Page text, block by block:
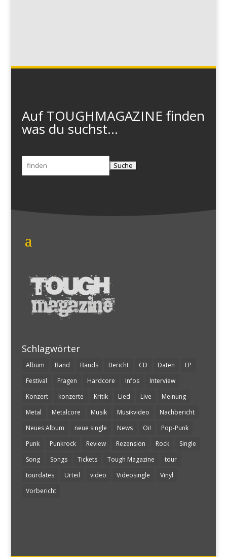
Auf TOUGHMAGAZINE finden
was du suchst...
Suchen
Schlagwörter
Album Band Bands Bericht CD Daten
EP
Festival
Fragen Hardcore Infos
Interview
Konzert
konzerte Kritik Lied Live
Meinung
Metal
Metalcore Musik Musikvideo
Nachbericht
Neues Album
neue single News Oi!
Pop-Punk
Punk
Punkrock Review Rezension Rock
Single
Song
Songs Tickets Tough Magazine
tour
tourdates
Urteil video Videosingle
Vinyl
Vorbericht